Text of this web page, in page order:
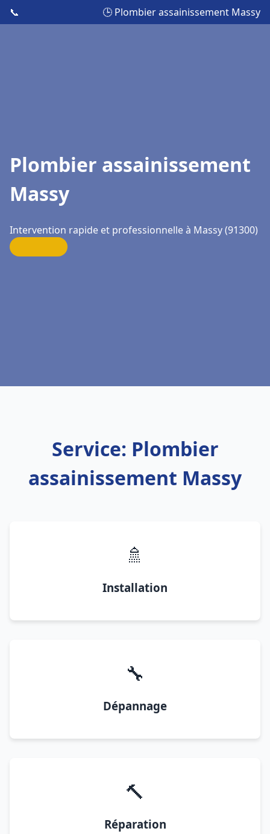
📞 🕒 Plombier assainissement Massy
Plombier assainissement
Massy
Intervention rapide et professionnelle à Massy (91300)
Service: Plombier
assainissement Massy
🚿
Installation
🔧
Dépannage
🔨
Réparation